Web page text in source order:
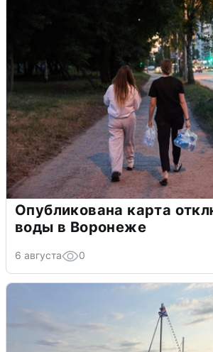
Опубликована карта
воды в Воронеже
6 августа 0